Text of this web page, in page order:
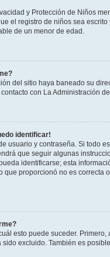
y Protección de Niños
el registro de niños sea
de un menor de edad.
del sitio haya baneado su
con La Administración
identificar!
usuario y contraseña. Si todo
que seguir algunas
identificarse; esta
que proporcionó no es correcta
esto puede suceder.
excluido. También es